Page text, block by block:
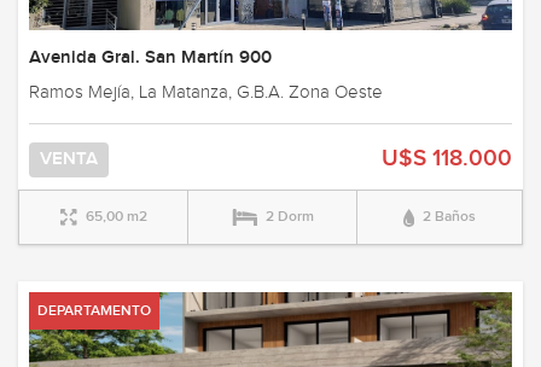
Avenida Gral. San Martín 900
Ramos Mejía, La Matanza, G.B.A. Zona Oeste
VENTA U$S 118.000
65,00 m2 2 Dorm 2 Baños
DEPARTAMENTO